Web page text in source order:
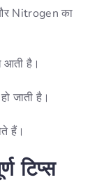
Nitrogen का
आती है।
जाती है।
हैं।
टिप्स